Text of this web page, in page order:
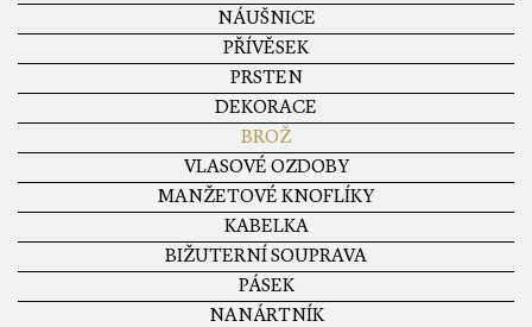
NÁUŠNICE
PŘÍVĚSEK
PRSTEN
DEKORACE
BROŽ
VLASOVÉ OZDOBY
MANŽETOVÉ KNOFLÍKY
KABELKA
BIŽUTERNÍ SOUPRAVA
PÁSEK
NANÁRTNÍK